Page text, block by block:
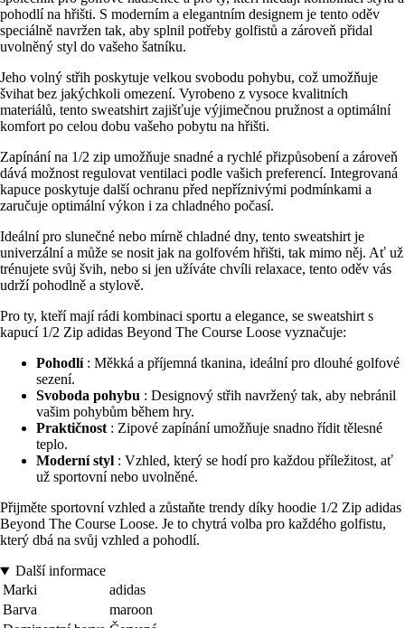
pohodlí na hřišti. S moderním a elegantním designem je tento oděv
speciálně navržen tak, aby splnil potřeby golfistů a zároveň přidal
uvolněný styl do vašeho šatníku.
Jeho volný střih poskytuje velkou svobodu pohybu, což umožňuje
švihat bez jakýchkoli omezení. Vyrobeno z vysoce kvalitních
materiálů, tento sweatshirt zajišťuje výjimečnou pružnost a optimální
komfort po celou dobu vašeho pobytu na hřišti.
Zapínání na 1/2 zip umožňuje snadné a rychlé přizpůsobení a zároveň
dává možnost regulovat ventilaci podle vašich preferencí. Integrovaná
kapuce poskytuje další ochranu před nepříznivými podmínkami a
zaručuje optimální výkon i za chladného počasí.
Ideální pro slunečné nebo mírně chladné dny, tento sweatshirt je
univerzální a může se nosit jak na golfovém hřišti, tak mimo něj. Ať už
trénujete svůj švih, nebo si jen užíváte chvíli relaxace, tento oděv vás
udrží pohodlně a stylově.
Pro ty, kteří mají rádi kombinaci sportu a elegance, se sweatshirt s
kapucí 1/2 Zip adidas Beyond The Course Loose vyznačuje:
Pohodlí: Měkká a příjemná tkanina, ideální pro dlouhé golfové
sezení.
Svoboda pohybu : Designový střih navržený tak, aby nebránil
vašim pohybům během hry.
Praktičnost: Zipové zapínání umožňuje snadno řídit tělesné
teplo.
Moderní styl : Vzhled, který se hodí pro každou příležitost, ať
už sportovní nebo uvolněné.
Přijměte sportovní vzhled a zůstaňte trendy díky hoodie 1/2 Zip adidas
Beyond The Course Loose. Je to chytrá volba pro každého golfistu,
který dbá na svůj vzhled a pohodlí.
Další informace
Marki
adidas
Barva
maroon